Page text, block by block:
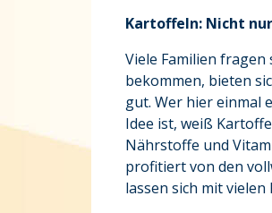
Kartoffeln: Nicht
Viele Familien fragen
bekommen, bieten
gut. Wer hier einmal
Idee ist, weiß
Nährstoffe und
profitiert von den
lassen sich mit